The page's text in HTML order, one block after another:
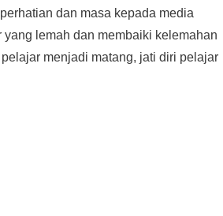
dan masa kepada media
lemah dan membaiki kelemahan
menjadi matang, jati diri pelajar